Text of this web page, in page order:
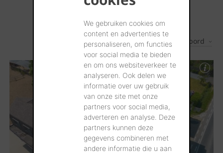
We gebruiken cookies om
content en advertenties te
personaliseren, om functies
voor social media te bieden
en om ons websiteverkeer te
analyseren. Ook delen we
informatie over uw gebruik
van onze site met onze
partners voor social media,
adverteren en analyse. Deze
partners kunnen deze
gegevens combineren met
andere informatie die u aan
Résultats Les plus récents d'abord